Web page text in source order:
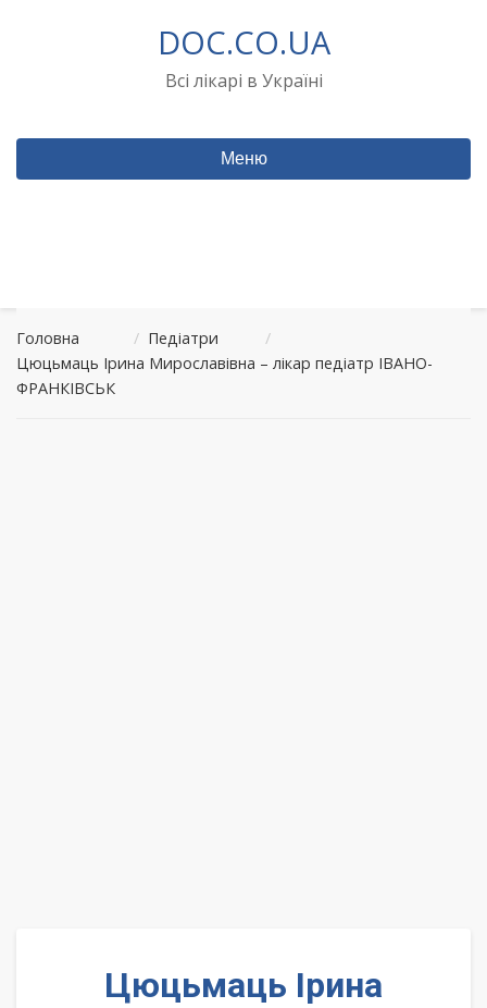
DOC.CO.UA
Всі лікарі в Україні
Меню
Головна / Педіатри
/
Цюцьмаць Ірина Мирославівна – лікар педіатр ІВАНО-
ФРАНКІВСЬК
Цюцьмаць Ірина